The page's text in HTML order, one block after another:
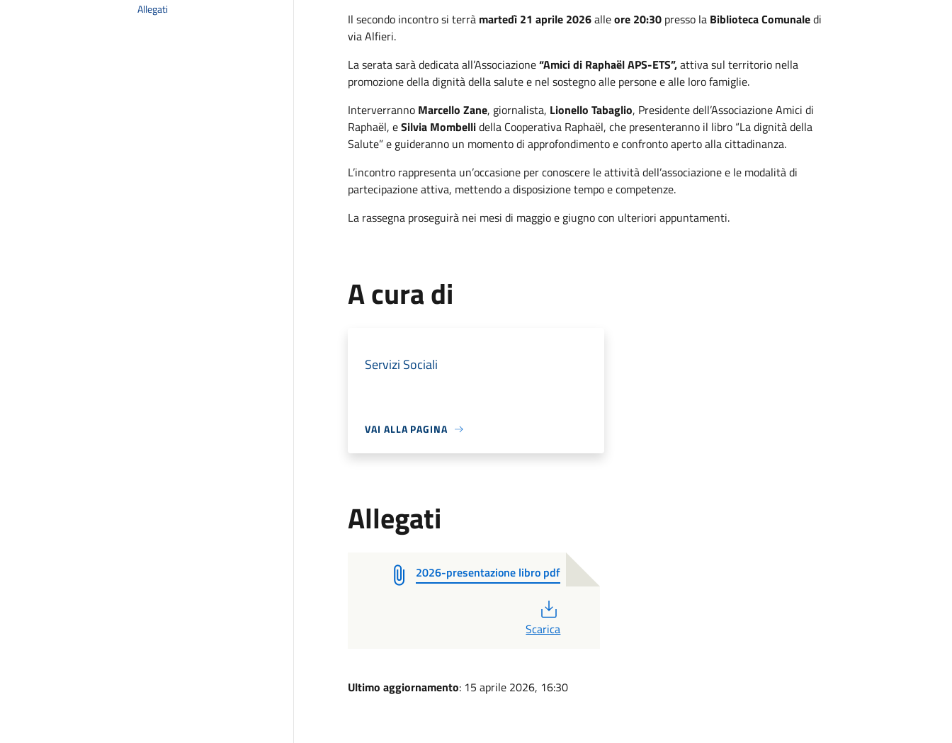
Allegati
Il secondo incontro si terrà martedì 21 aprile 2026alleore 20:30 presso la Biblioteca Comunaledi
via Alfieri.
La serata sarà dedicata all’Associazione“Amici di Raphaël APS-ETS”,attiva sul territorio nella
promozione della dignità della salute e nel sostegno alle persone e alle loro famiglie.
Interverranno Marcello Zane, giornalista, Lionello Tabaglio, Presidente dell’Associazione Amici di
Raphaël, eSilvia Mombellidella Cooperativa Raphaël, che presenteranno il libro “La dignità della
Salute” e guideranno un momento di approfondimento e confronto aperto alla cittadinanza.
L’incontro rappresenta un’occasione per conoscere le attività dell’associazione e le modalità di
partecipazione attiva, mettendo a disposizione tempo e competenze.
La rassegna proseguirà nei mesi di maggio e giugno con ulteriori appuntamenti.
A cura di
Servizi Sociali
VAI ALLA PAGINA
Allegati
2026-presentazione libro pdf
Scarica
Ultimo aggiornamento: 15 aprile 2026, 16:30